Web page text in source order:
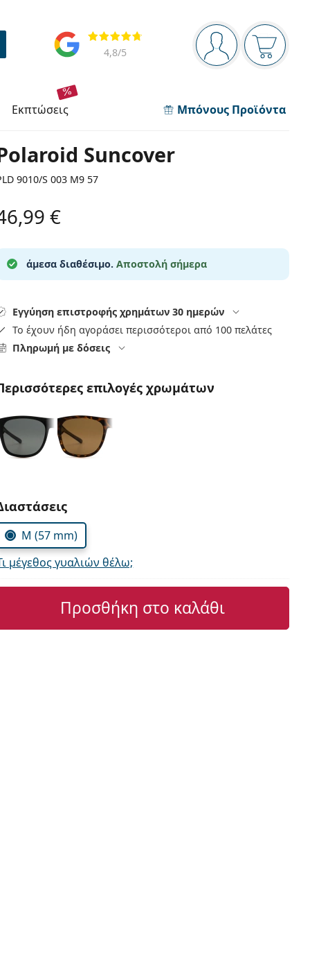
Πίνακας πλοήγησης
Είστε
Το
Αξιολογήσεις
4,8/5
εκπτώσεις Μπόνους Προϊόντα
Suncover
9010/S 003 M9 57
€
άμεσα διαθέσιμο. Αποστολή σήμερα
Εγγύηση επιστροφής χρημάτων 30 ημερών
Το έχουν ήδη αγοράσει περισσότεροι από 100 πελάτες
Πληρωμή με δόσεις
επιλογές χρωμάτων
τις παράμετρους
M (57 mm)
μέγεθος γυαλιών θέλω;
Προσθήκη στο καλάθι